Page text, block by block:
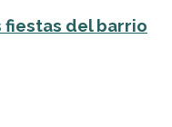
fiestas del barrio